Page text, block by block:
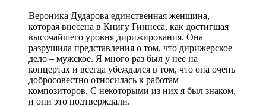
Вероника Дударова единственная женщина,
которая внесена в Книгу Гиннеса, как достигшая
высочайшего уровня дирижирования. Она
разрушила представления о том, что дирижерское
дело – мужское. Я много раз был у нее на
концертах и всегда убеждался в том, что она очень
добросовестно относилась к работам
композиторов. С некоторыми из них я был знаком,
и они это подтверждали.